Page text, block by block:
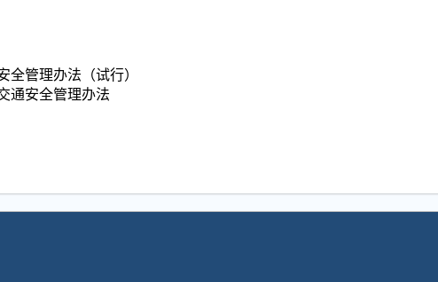
全管理办法（试行）
通安全管理办法